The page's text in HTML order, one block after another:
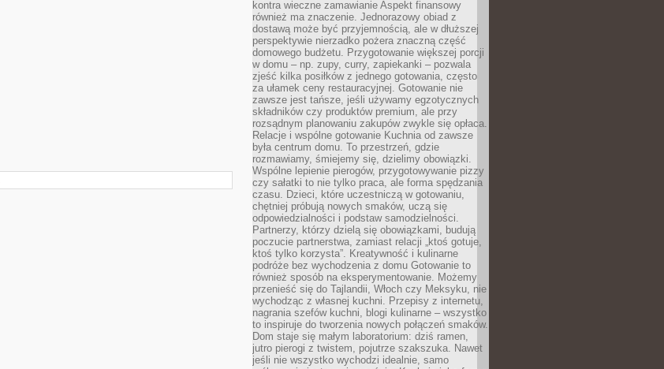
kontra wieczne zamawianie Aspekt finansowy
również ma znaczenie. Jednorazowy obiad z
dostawą może być przyjemnością, ale w dłuższej
perspektywie nierzadko pożera znaczną część
domowego budżetu. Przygotowanie większej porcji
w domu – np. zupy, curry, zapiekanki – pozwala
zjeść kilka posiłków z jednego gotowania, często
za ułamek ceny restauracyjnej. Gotowanie nie
zawsze jest tańsze, jeśli używamy egzotycznych
składników czy produktów premium, ale przy
rozsądnym planowaniu zakupów zwykle się opłaca.
Relacje i wspólne gotowanie Kuchnia od zawsze
była centrum domu. To przestrzeń, gdzie
rozmawiamy, śmiejemy się, dzielimy obowiązki.
Wspólne lepienie pierogów, przygotowywanie pizzy
czy sałatki to nie tylko praca, ale forma spędzania
czasu. Dzieci, które uczestniczą w gotowaniu,
chętniej próbują nowych smaków, uczą się
odpowiedzialności i podstaw samodzielności.
Partnerzy, którzy dzielą się obowiązkami, budują
poczucie partnerstwa, zamiast relacji „ktoś gotuje,
ktoś tylko korzysta”. Kreatywność i kulinarne
podróże bez wychodzenia z domu Gotowanie to
również sposób na eksperymentowanie. Możemy
przenieść się do Tajlandii, Włoch czy Meksyku, nie
wychodząc z własnej kuchni. Przepisy z internetu,
nagrania szefów kuchni, blogi kulinarne – wszystko
to inspiruje do tworzenia nowych połączeń smaków.
Dom staje się małym laboratorium: dziś ramen,
jutro pierogi z twistem, pojutrze szakszuka. Nawet
jeśli nie wszystko wychodzi idealnie, samo